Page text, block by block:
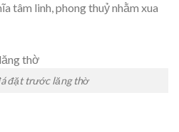
tâm linh, phong thuỷ nhằm xua
đặt trước lăng thờ